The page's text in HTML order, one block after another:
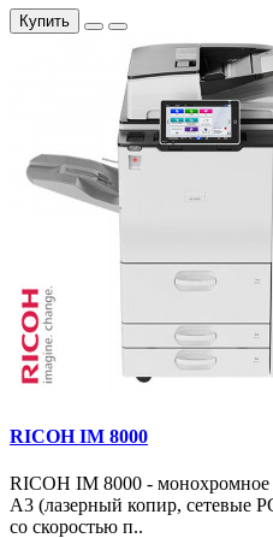
Купить
RICOH IM 8000
RICOH IM 8000 -
А3 (лазерный копир, сетевые
со скоростью п..